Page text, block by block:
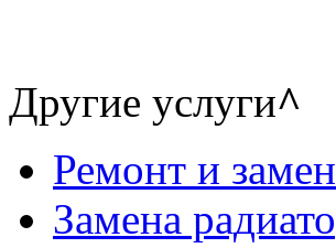
Другие услуги^
Ремонт и
Замена